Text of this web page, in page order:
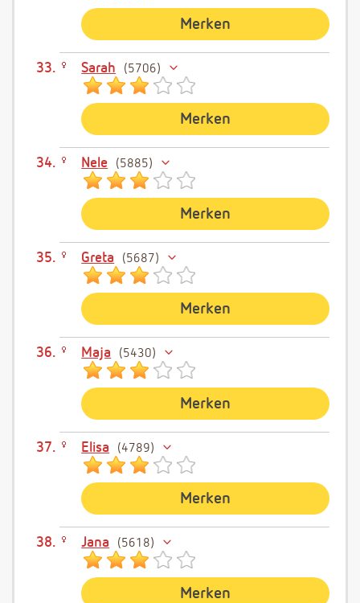
Merken
Sarah 5706
Merken
Nele 5885
Merken
Greta 5687
Merken
Maja 5430
Merken
Elisa 4789
Merken
Jana 5618
Merken